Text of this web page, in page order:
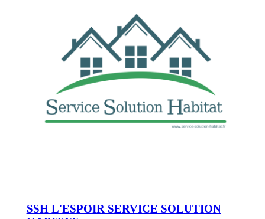
SSH L'ESPOIR SERVICE SOLUTION